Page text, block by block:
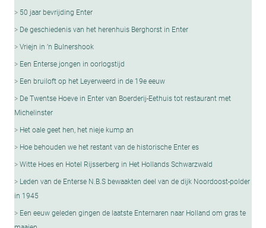
50 jaar bevrijding Enter
De geschiedenis van het herenhuis Berghorst in Enter
Vriejn in ’n Bulnershook
Een Enterse jongen in oorlogstijd
Een bruiloft op het Leyerweerd in de 19e eeuw
De Twentse Hoeve in Enter van Boerderij-Eethuis tot restaurant met
Michelinster
Het oale geet hen, het nieje kump an
Hoe behouden we het restant van de historische Enter es
Witte Hoes en Hotel Rijsserberg in Het Hollands Schwarzwald
Leden van de Enterse N.B.S bewaakten deel van de dijk Noordoost-polder
in 1945
Een eeuw geleden gingen de laatste Enternaren naar Holland om gras te